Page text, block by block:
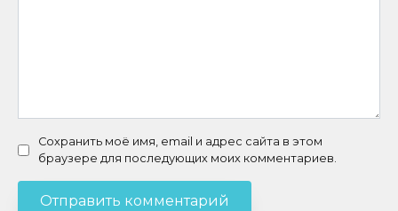
Сохранить моё имя, email и адрес сайта в этом
браузере для последующих моих комментариев.